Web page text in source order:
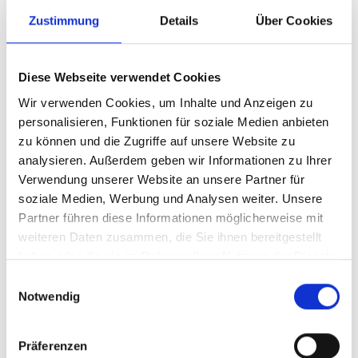
Zustimmung Details Über Cookies
Diese Webseite verwendet Cookies
Wir verwenden Cookies, um Inhalte und Anzeigen zu
personalisieren, Funktionen für soziale Medien anbieten
zu können und die Zugriffe auf unsere Website zu
analysieren. Außerdem geben wir Informationen zu Ihrer
Verwendung unserer Website an unsere Partner für
soziale Medien, Werbung und Analysen weiter. Unsere
Partner führen diese Informationen möglicherweise mit
weiteren Daten zusammen, die Sie ihnen bereitgestellt
haben oder die sie im Rahmen Ihrer Nutzung der Dienste
Notwendig
Präferenzen
Kontakt
Chiara Sopart
Klima, Umwelt, Mobilität
c.sopart@attendorn.org